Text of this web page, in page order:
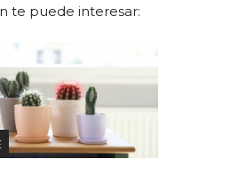
te puede interesar: